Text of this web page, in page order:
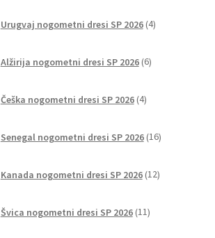
Urugvaj nogometni dresi SP 2026 4izdelki
Alžirija nogometni dresi SP 2026 6izdelkov
Češka nogometni dresi SP 2026 4izdelki
Senegal nogometni dresi SP 2026 16izdelkov
Kanada nogometni dresi SP 2026 12izdelkov
Švica nogometni dresi SP 2026 11izdelkov